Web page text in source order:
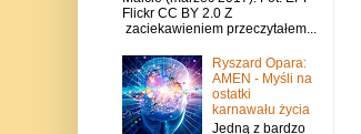
Flickr CC BY 2.0 Z
zaciekawieniem przeczytałem...
Ryszard Opara:
AMEN - Myśli na
ostatki
karnawału życia
Jedną z bardzo